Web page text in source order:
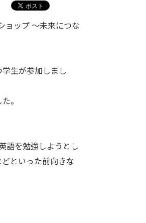
ョップ ～未来につな
生が参加しまし
。
語を勉強しようとし
といった前向きな